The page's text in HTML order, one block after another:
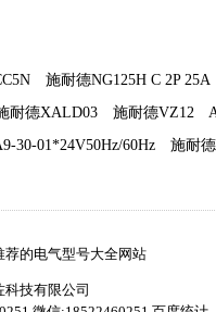
施耐德NG125H C 2P 25A
耐德XALD03 施耐德VZ12
30-01*24V50Hz/60Hz
施耐德
的电气型号大全网站
科技有限公司